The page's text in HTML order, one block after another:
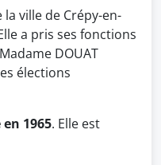
ville de Crépy-en-
a pris ses fonctions
DOUAT
élections
en 1965. Elle est